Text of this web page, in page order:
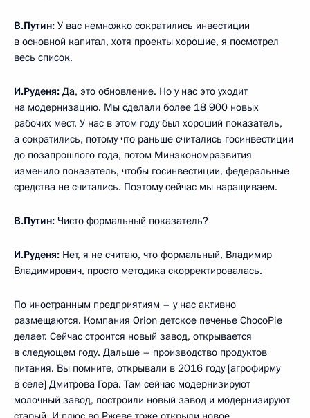
В.Путин: У вас немножко сократились инвестиции
в основной капитал, хотя проекты хорошие, я посмотрел
весь список.
И.Руденя: Да, это обновление. Но у нас это уходит
на модернизацию. Мы сделали более 18 900 новых
рабочих мест. У нас в этом году был хороший показатель,
а сократились, потому что раньше считались госинвестиции
до позапрошлого года, потом Минэкономразвития
изменило показатель, чтобы госинвестиции, федеральные
средства не считались. Поэтому сейчас мы наращиваем.
В.Путин: Чисто формальный показатель?
И.Руденя: Нет, я не считаю, что формальный, Владимир
Владимирович, просто методика скорректировалась.
По иностранным предприятиям – у нас активно
размещаются. Компания Orion детское печенье ChocoPie
делает. Сейчас строится новый завод, открывается
в следующем году. Дальше – производство продуктов
питания. Вы помните, открывали в 2016 году [агрофирму
в селе] Дмитрова Гора. Там сейчас модернизируют
молочный завод, построили новый завод и модернизируют